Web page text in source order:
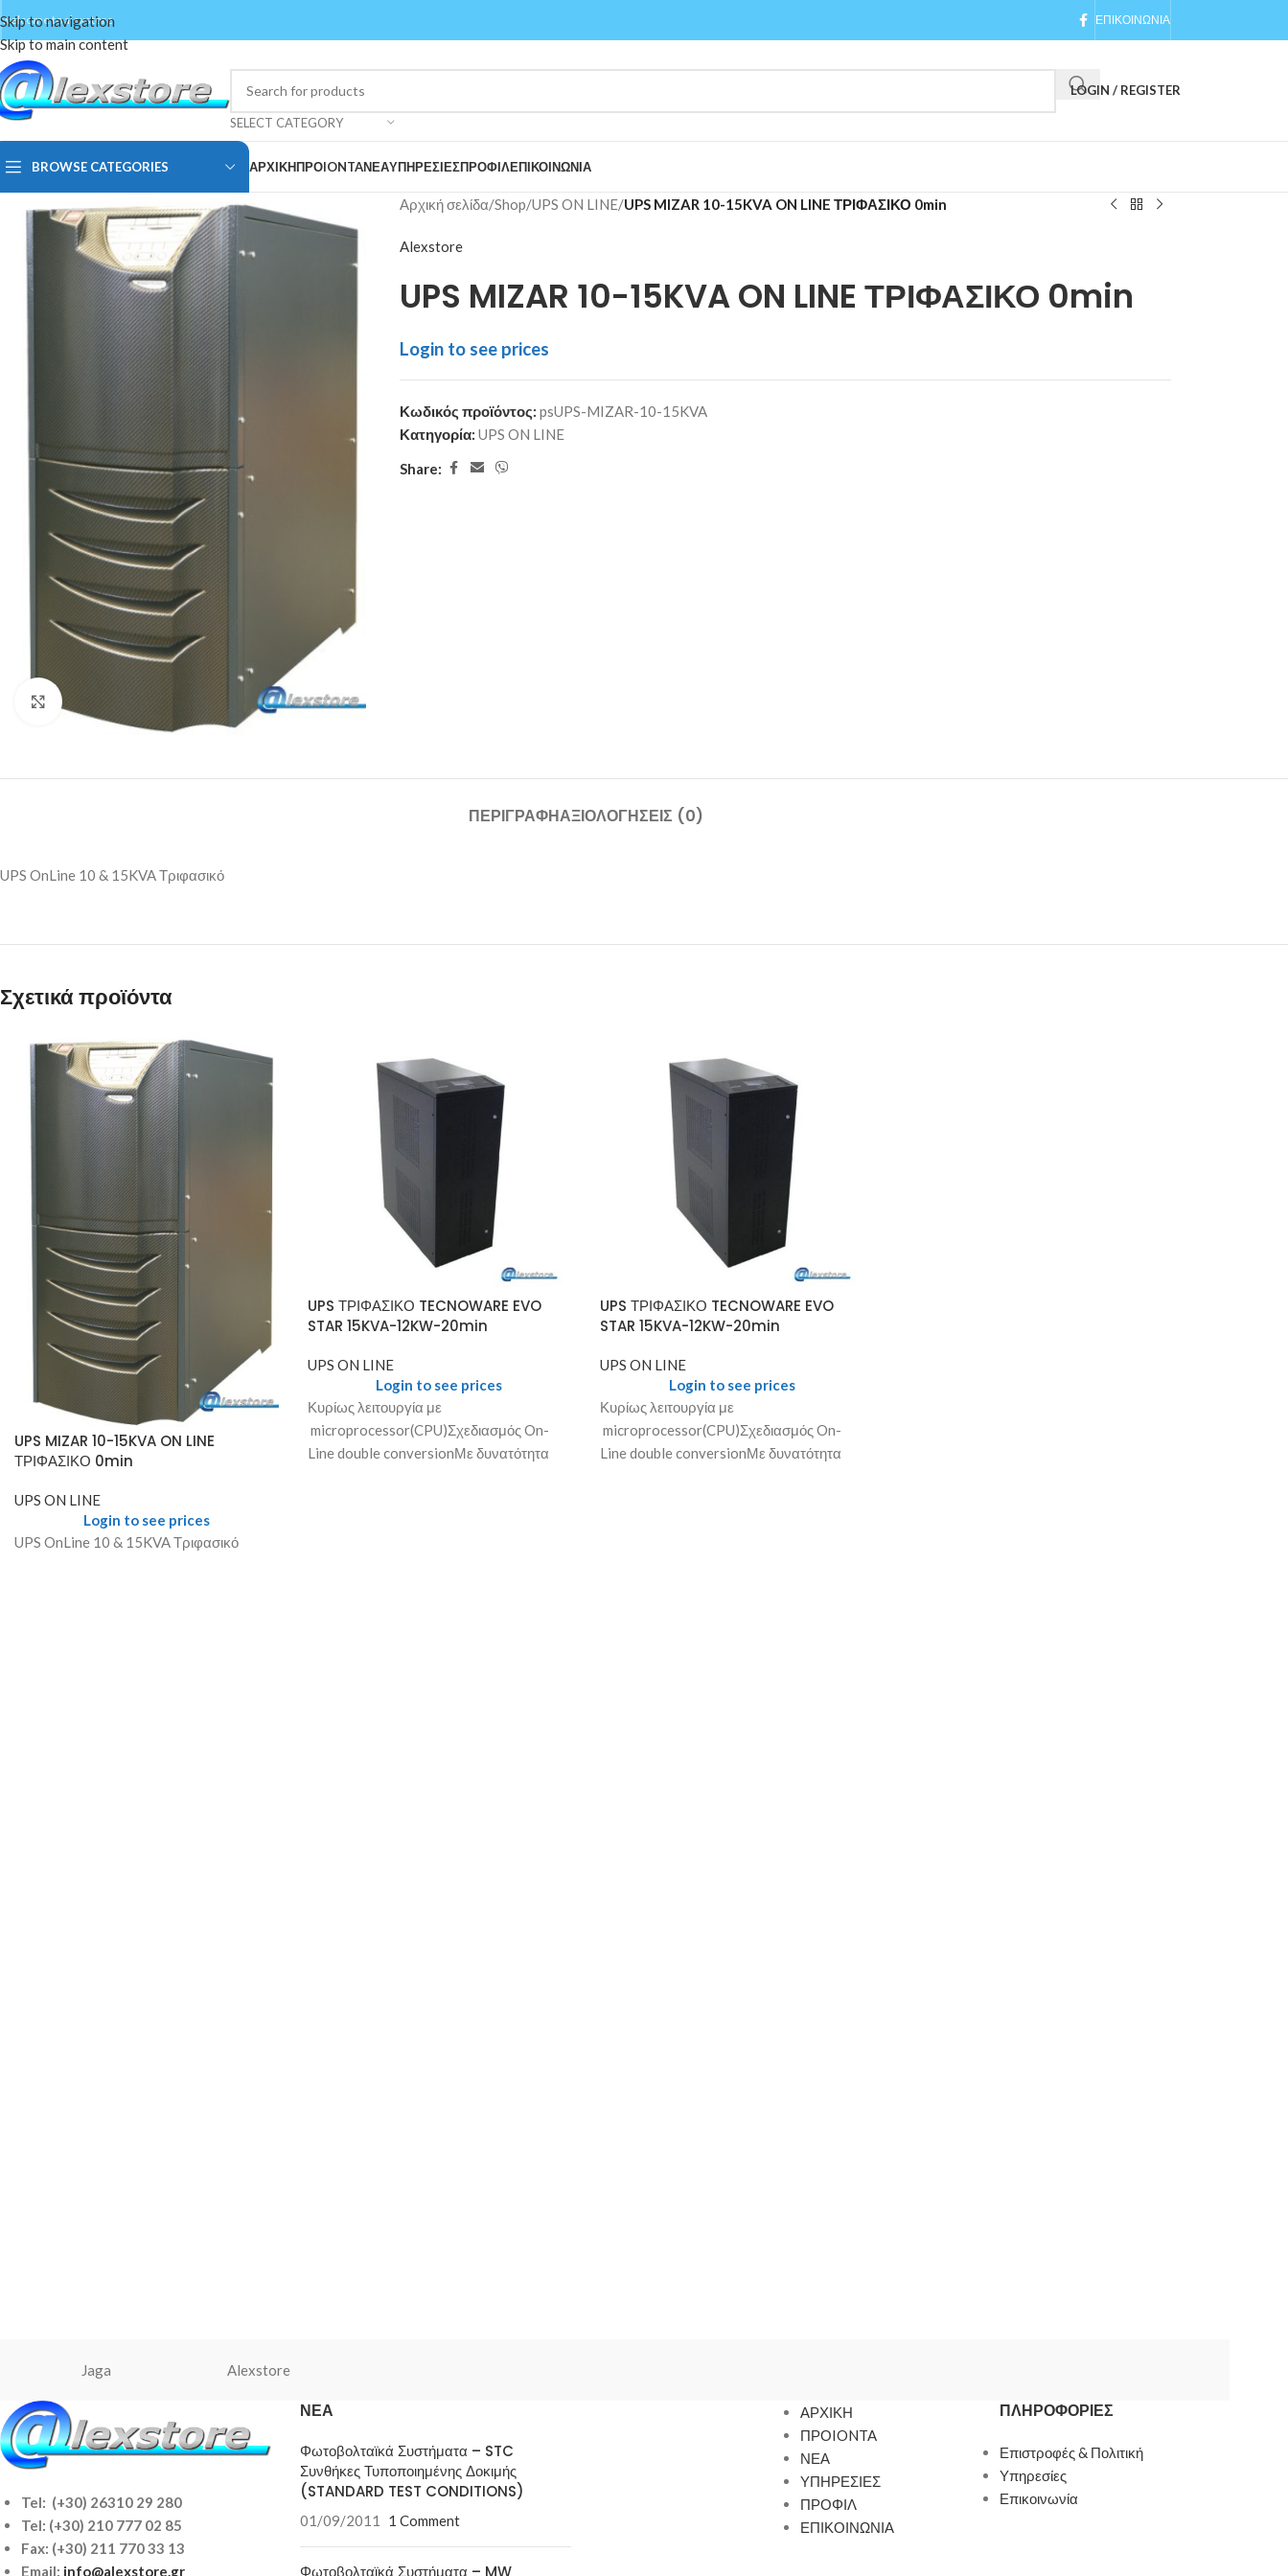
Skip to navigation
Skip to main content
welcome to alexstore ΕΠΙΚΟΙΝΩΝΙΑ
SELECT CATEGORY
LOGIN / REGISTER
BROWSE CATEGORIES ΑΡΧΙΚΗΠΡΟIONTAΝΕΑΥΠΗΡΕΣΙΕΣΠΡΟΦΙΛΕΠΙΚΟΙΝΩΝΙΑ
Αρχική σελίδα/Shop/UPS ON LINE/UPS MIZAR 10-15KVA ON LINE ΤΡΙΦΑΣΙΚΟ 0min
Alexstore
UPS MIZAR 10-15KVA ON LINE ΤΡΙΦΑΣΙΚΟ 0min
Login to see prices
Κωδικός προϊόντος:psUPS-MIZAR-10-15KVA
Κατηγορία: UPS ON LINE
Share:
ΠΕΡΙΓΡΑΦΉΑΞΙΟΛΟΓΉΣΕΙΣ (0)
UPS OnLine 10 & 15KVA Τριφασικό
Σχετικά προϊόντα
UPS MIZAR 10-15KVA ON LINE
ΤΡΙΦΑΣΙΚΟ 0min
UPS ON LINE
Login to see prices
UPS OnLine 10 & 15KVA Τριφασικό
UPS ΤΡΙΦΑΣΙΚΟ TECNOWARE EVO
STAR 15KVA-12KW-20min
UPS ON LINE
Login to see prices
Κυρίως λειτουργία με
microprocessor(CPU)Σχεδιασμός On-
Line double conversionΜε δυνατότητα
UPS ΤΡΙΦΑΣΙΚΟ TECNOWARE EVO
STAR 15KVA-12KW-20min
UPS ON LINE
Login to see prices
Κυρίως λειτουργία με
microprocessor(CPU)Σχεδιασμός On-
Line double conversionΜε δυνατότητα
Jaga Alexstore
Tel: (+30) 26310 29 280
Tel: (+30) 210 777 02 85
Fax: (+30) 211 770 33 13
Email: info@alexstore.gr
ΝΈΑ
Φωτοβολταϊκά Συστήματα – STC
Συνθήκες Τυποποιημένης Δοκιμής
(STANDARD TEST CONDITIONS)
01/09/2011 1 Comment
Φωτοβολταϊκά Συστήματα – MW
ΑΡΧΙΚΗ
ΠΡΟIONTA
ΝΕΑ
ΥΠΗΡΕΣΙΕΣ
ΠΡΟΦΙΛ
ΕΠΙΚΟΙΝΩΝΙΑ
ΠΛΗΡΟΦΟΡΊΕΣ
Επιστροφές & Πολιτική
Υπηρεσίες
Επικοινωνία